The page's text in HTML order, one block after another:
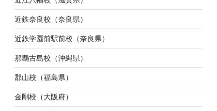
近鉄奈良校（奈良県）
近鉄学園前駅前校（奈良県）
那覇古島校（沖縄県）
郡山校（福島県）
金剛校（大阪府）